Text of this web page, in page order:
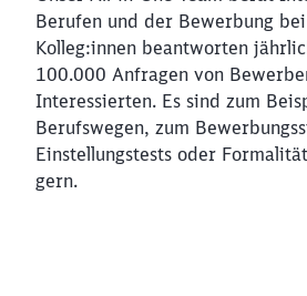
Berufen und der Bewerbung
Kolleg:innen beantworten
100.000 Anfragen von
Interessierten. Es sind zum
Berufswegen, zum
Einstellungstests oder
gern.